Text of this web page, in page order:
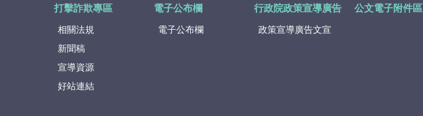
打擊詐欺專區
相關法規
新聞稿
宣導資源
好站連結
電子公布欄
電子公布欄
行政院政策宣導廣告
政策宣導廣告文宣
公文電子附件區